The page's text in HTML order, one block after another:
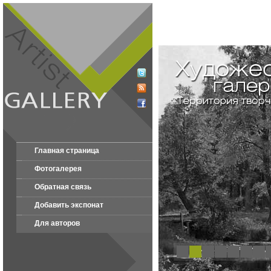
Главная страница
Фотогалерея
Обратная связь
Добавить экспонат
Для авторов